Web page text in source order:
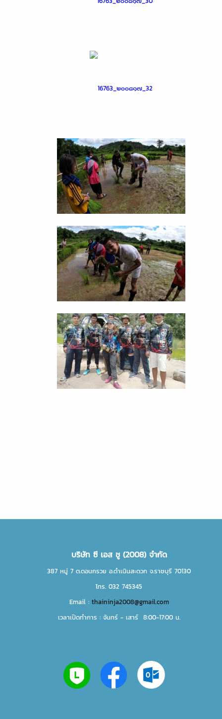
บริษัท ซี เอส ชู (2008) จำกัด
387 หมู่ 7 ต.ดอนกรวย อ.ดำเนินสะดวก จ.ราชบุรี 70130
โทร. 032 745345
Email : thaininja2008@gmail.com
เวลาเปิดทำการ : จันทร์ - เสาร์ 8:00-17:00 น.